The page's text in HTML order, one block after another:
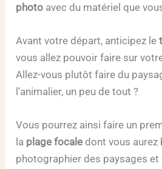
photo avec du matériel que
Avant votre départ, anticipez le
vous allez pouvoir faire sur
Allez-vous plutôt faire du
l’animalier, un peu de tout ?
Vous pourrez ainsi faire un
la plage focale dont vous aurez
photographier des paysages et